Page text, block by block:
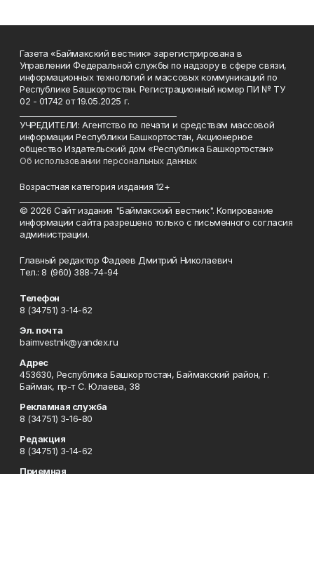
Газета «Баймакский вестник» зарегистрирована в
Управлении Федеральной службы по надзору в сфере связи,
информационных технологий и массовых коммуникаций по
Республике Башкортостан. Регистрационный номер ПИ № ТУ
02 - 01742 от 19.05.2025 г.
УЧРЕДИТЕЛИ: Агентство по печати и средствам массовой
информации Республики Башкортостан, Акционерное
общество Издательский дом «Республика Башкортостан»
Об использовании персональных данных
Возрастная категория издания 12+
© 2026 Сайт издания "Баймакский вестник". Копирование
информации сайта разрешено только с письменного согласия
администрации.
Главный редактор Фадеев Дмитрий Николаевич
Тел.: 8 (960) 388-74-94
Телефон
8 (34751) 3-14-62
Эл. почта
baimvestnik@yandex.ru
Адрес
453630, Республика Башкортостан, Баймакский район, г.
Баймак, пр-т С. Юлаева, 38
Рекламная служба
8 (34751) 3-16-80
Редакция
8 (34751) 3-14-62
Приемная